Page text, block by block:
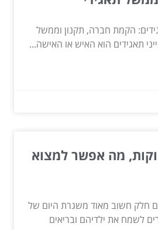
הקמת חברה, תקנון וממשל
תאגידים הוא האיש או האישה...
מה אפשר למצוא
חלק חשוב מאוד משגרת היום של
לשמח את ילדיהם ובריאים